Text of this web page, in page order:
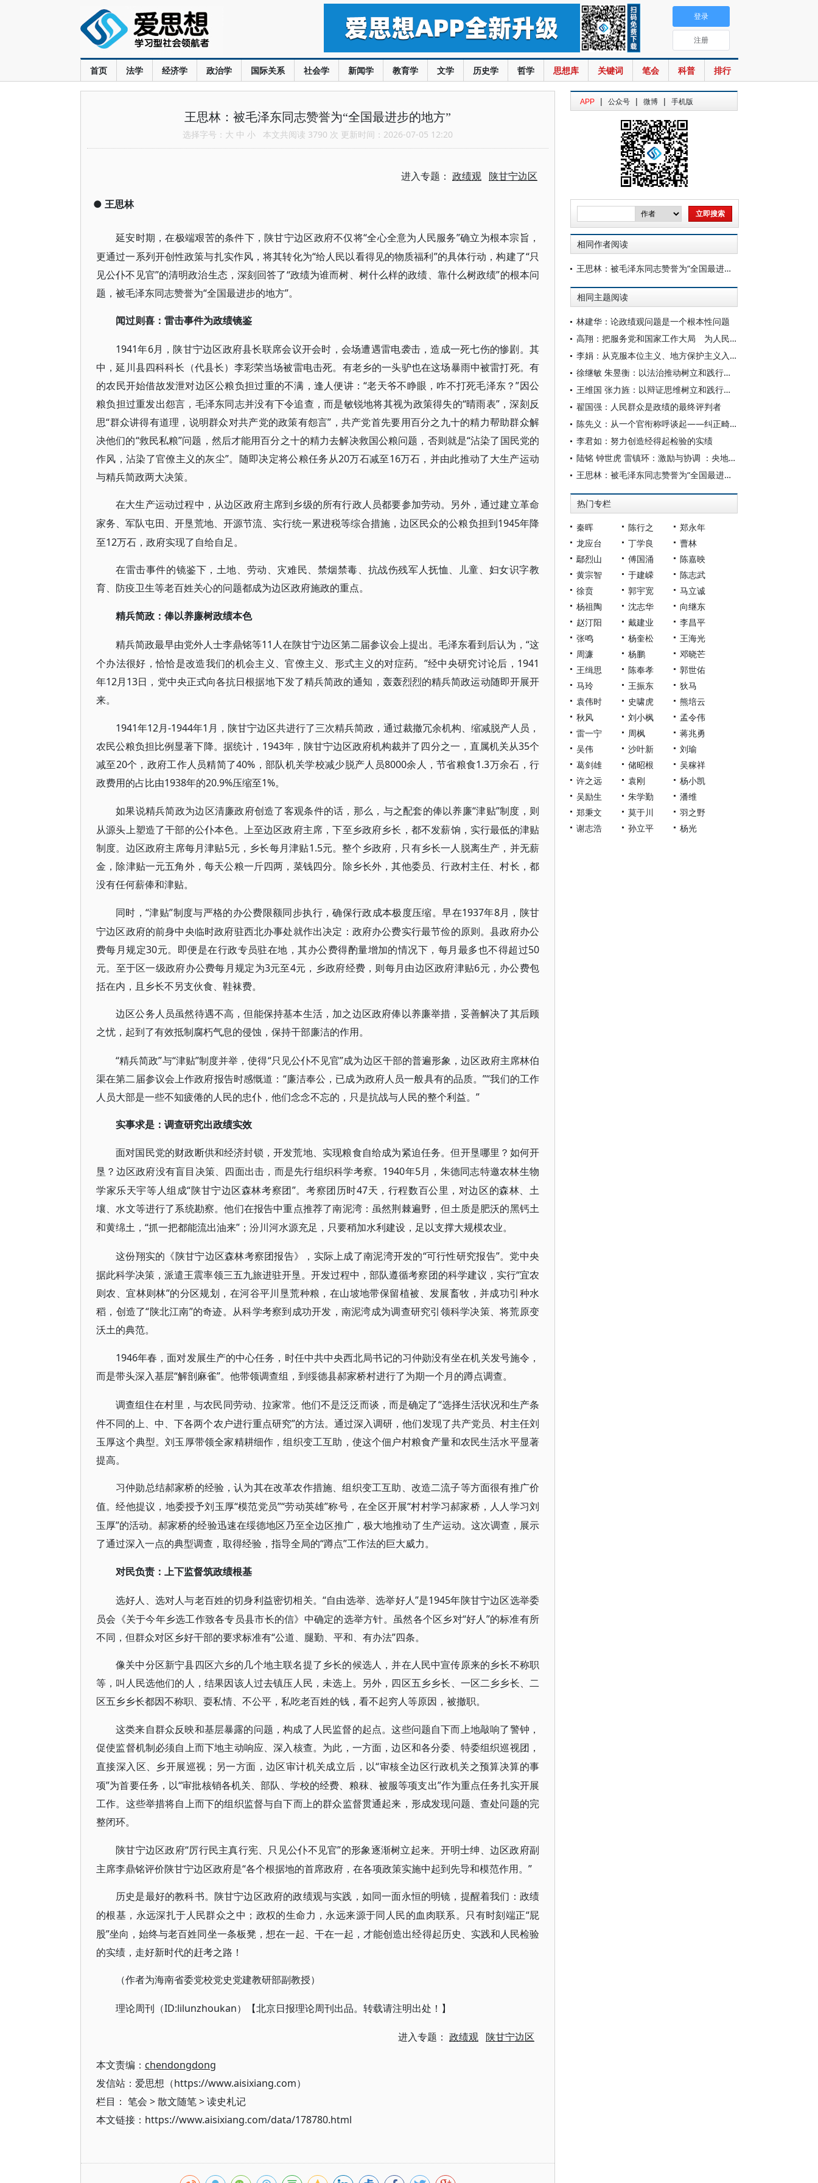
首页 法学 经济学 政治学 国际关系 社会学 新闻学 教育学 文学 历史学 哲学 思想库 关键词 笔会 科普 排行
登录
注册
王思林：被毛泽东同志赞誉为“全国最进步的地方”
选择字号： 大 中 小 本文共阅读 3790 次 更新时间：2026-07-05 12:20
进入专题： 政绩观 陕甘宁边区
● 王思林
延安时期，在极端艰苦的条件下，陕甘宁边区政府不仅将“全心全意为人民服务”确立为根本宗旨，
更通过一系列开创性政策与扎实作风，将其转化为“给人民以看得见的物质福利”的具体行动，构建了“只
见公仆不见官”的清明政治生态，深刻回答了“政绩为谁而树、树什么样的政绩、靠什么树政绩”的根本问
题，被毛泽东同志赞誉为“全国最进步的地方”。
闻过则喜：雷击事件为政绩镜鉴
1941年6月，陕甘宁边区政府县长联席会议开会时，会场遭遇雷电袭击，造成一死七伤的惨剧。其
中，延川县四科科长（代县长）李彩荣当场被雷电击死。有老乡的一头驴也在这场暴雨中被雷打死。有
的农民开始借故发泄对边区公粮负担过重的不满，逢人便讲：“老天爷不睁眼，咋不打死毛泽东？”因公
粮负担过重发出怨言，毛泽东同志并没有下令追查，而是敏锐地将其视为政策得失的“晴雨表”，深刻反
思“群众讲得有道理，说明群众对共产党的政策有怨言”，共产党首先要用百分之九十的精力帮助群众解
决他们的“救民私粮”问题，然后才能用百分之十的精力去解决救国公粮问题，否则就是“沾染了国民党的
作风，沾染了官僚主义的灰尘”。随即决定将公粮任务从20万石减至16万石，并由此推动了大生产运动
与精兵简政两大决策。
在大生产运动过程中，从边区政府主席到乡级的所有行政人员都要参加劳动。另外，通过建立革命
家务、军队屯田、开垦荒地、开源节流、实行统一累进税等综合措施，边区民众的公粮负担到 1945年降
至12万石，政府实现了自给自足。
在雷击事件的镜鉴下，土地、劳动、灾难民、禁烟禁毒、抗战伤残军人抚恤、儿童、妇女识字教
育、防疫卫生等老百姓关心的问题都成为边区政府施政的重点。
精兵简政：俸以养廉树政绩本色
精兵简政最早由党外人士李鼎铭等11人在陕甘宁边区第二届参议会上提出。毛泽东看到后认为，“这
个办法很好，恰恰是改造我们的机会主义、官僚主义、形式主义的对症药。”经中央研究讨论后，1941
年12月13日，党中央正式向各抗日根据地下发了精兵简政的通知，轰轰烈烈的精兵简政运动随即开展开
来。
1941年12月-1944年1月，陕甘宁边区共进行了三次精兵简政，通过裁撤冗余机构、缩减脱产人员，
农民公粮负担比例显著下降。据统计，1943年，陕甘宁边区政府机构裁并了四分之一，直属机关从35个
减至20个，政府工作人员精简了40%，部队机关学校减少脱产人员8000余人，节省粮食1.3万余石，行
政费用的占比由1938年的20.9%压缩至1%。
如果说精兵简政为边区清廉政府创造了客观条件的话，那么，与之配套的俸以养廉“津贴”制度，则
从源头上塑造了干部的公仆本色。上至边区政府主席，下至乡政府乡长，都不发薪饷，实行最低的津贴
制度。边区政府主席每月津贴5元，乡长每月津贴1.5元。整个乡政府，只有乡长一人脱离生产，并无薪
金，除津贴一元五角外，每天公粮一斤四两，菜钱四分。除乡长外，其他委员、行政村主任、村长，都
没有任何薪俸和津贴。
同时，“津贴”制度与严格的办公费限额同步执行，确保行政成本极度压缩。早在1937年8月，陕甘
宁边区政府的前身中央临时政府驻西北办事处就作出决定：政府办公费实行最节俭的原则。县政府办公
费每月规定30元。即便是在行政专员驻在地，其办公费得酌量增加的情况下，每月最多也不得超过50
元。至于区一级政府办公费每月规定为3元至4元，乡政府经费，则每月由边区政府津贴6元，办公费包
括在内，且乡长不另支伙食、鞋袜费。
边区公务人员虽然待遇不高，但能保持基本生活，加之边区政府俸以养廉举措，妥善解决了其后顾
之忧，起到了有效抵制腐朽气息的侵蚀，保持干部廉洁的作用。
“精兵简政”与“津贴”制度并举，使得“只见公仆不见官”成为边区干部的普遍形象，边区政府主席林伯
渠在第二届参议会上作政府报告时感慨道：“廉洁奉公，已成为政府人员一般具有的品质。”“我们的工作
人员大部是一些不知疲倦的人民的忠仆，他们念念不忘的，只是抗战与人民的整个利益。”
实事求是：调查研究出政绩实效
面对国民党的财政断供和经济封锁，开发荒地、实现粮食自给成为紧迫任务。但开垦哪里？如何开
垦？边区政府没有盲目决策、四面出击，而是先行组织科学考察。 1940年5月，朱德同志特邀农林生物
学家乐天宇等人组成“陕甘宁边区森林考察团”。考察团历时47天，行程数百公里，对边区的森林、土
壤、水文等进行了系统勘察。他们在报告中重点推荐了南泥湾：虽然荆棘遍野，但土质是肥沃的黑钙土
和黄绵土， “抓一把都能流出油来”； 汾川河水源充足，只要稍加水利建设，足以支撑大规模农业。
这份翔实的《陕甘宁边区森林考察团报告》，实际上成了南泥湾开发的“可行性研究报告”。党中央
据此科学决策，派遣王震率领三五九旅进驻开垦。开发过程中，部队遵循考察团的科学建议，实行“宜农
则农、宜林则林”的分区规划，在河谷平川垦荒种粮，在山坡地带保留植被、发展畜牧，并成功引种水
稻，创造了“陕北江南”的奇迹。从科学考察到成功开发，南泥湾成为调查研究引领科学决策、将荒原变
沃土的典范。
1946年春，面对发展生产的中心任务，时任中共中央西北局书记的习仲勋没有坐在机关发号施令，
而是带头深入基层“解剖麻雀”。他带领调查组，到绥德县郝家桥村进行了为期一个月的蹲点调查。
调查组住在村里，与农民同劳动、拉家常。他们不是泛泛而谈，而是确定了“选择生活状况和生产条
件不同的上、中、下各两个农户进行重点研究”的方法。通过深入调研，他们发现了共产党员、村主任刘
玉厚这个典型。刘玉厚带领全家精耕细作，组织变工互助，使这个佃户村粮食产量和农民生活水平显著
提高。
习仲勋总结郝家桥的经验，认为其在改革农作措施、组织变工互助、改造二流子等方面很有推广价
值。经他提议，地委授予刘玉厚“模范党员”“劳动英雄”称号，在全区开展“村村学习郝家桥，人人学习刘
玉厚”的活动。郝家桥的经验迅速在绥德地区乃至全边区推广，极大地推动了生产运动。这次调查，展示
了通过深入一点的典型调查 ，取得经验，指导全局的“蹲点”工作法的巨大威力。
对民负责：上下监督筑政绩根基
选好人、选对人与老百姓的切身利益密切相关。 “自由选举、选举好人”是1945年陕甘宁边区选举委
员会《关于今年乡选工作致各专员县市长的信》中确定的选举方针。虽然各个区乡对“好人”的标准有所
不同，但群众对区乡好干部的要求标准有“公道、腿勤、平和、有办法”四条。
像关中分区新宁县四区六乡的几个地主联名提了乡长的候选人，并在人民中宣传原来的乡长不称职
等，叫人民选他们的人，结果因该人过去镇压人民，未选上。另外，四区五乡乡长、一区二乡乡长、二
区五乡乡长都因不称职、耍私情、不公平，私吃老百姓的钱，看不起穷人等原因，被撤职。
这类来自群众反映和基层暴露的问题，构成了人民监督的起点。这些问题自下而上地敲响了警钟，
促使监督机制必须自上而下地主动响应、深入核查。为此，一方面，边区和各分委、特委组织巡视团，
直接深入区、乡开展巡视；另一方面，边区审计机关成立后，以“审核全边区行政机关之预算决算的事
项”为首要任务，以“审批核销各机关、部队、学校的经费、粮秣、被服等项支出”作为重点任务扎实开展
工作。这些举措将自上而下的组织监督与自下而上的群众监督贯通起来，形成发现问题、查处问题的完
整闭环。
陕甘宁边区政府“厉行民主真行宪、只见公仆不见官”的形象逐渐树立起来。开明士绅、边区政府副
主席李鼎铭评价陕甘宁边区政府是“各个根据地的首席政府，在各项政策实施中起到先导和模范作用。”
历史是最好的教科书。陕甘宁边区政府的政绩观与实践，如同一面永恒的明镜，提醒着我们：政绩
的根基，永远深扎于人民群众之中；政权的生命力，永远来源于同人民的血肉联系。只有时刻端正“屁
股”坐向，始终与老百姓同坐一条板凳，想在一起、干在一起，才能创造出经得起历史、实践和人民检验
的实绩，走好新时代的赶考之路！
（作者为海南省委党校党史党建教研部副教授）
理论周刊（ID:lilunzhoukan）【北京日报理论周刊出品。转载请注明出处！】
进入专题： 政绩观 陕甘宁边区
本文责编： chendongdong
发信站：爱思想（https://www.aisixiang.com）
栏目： 笔会 >散文随笔>读史札记
本文链接：https://www.aisixiang.com/data/178780.html
APP | 公众号 | 微博 | 手机版
相同作者阅读
王思林：被毛泽东同志赞誉为“全国最进步的地方”
相同主题阅读
林建华：论政绩观问题是一个根本性问题
高翔：把服务党和国家工作大局 为人民做学问作为真正的政绩
李娟：从克服本位主义、地方保护主义入手端正政绩观
徐继敏 朱昱衡：以法治推动树立和践行正确政绩观
王维国 张力旌：以辩证思维树立和践行正确政绩观
翟国强：人民群众是政绩的最终评判者
陈先义：从一个官衔称呼谈起——纠正畸形政绩观和“官本位”思想
李君如：努力创造经得起检验的实绩
陆铭 钟世虎 雷镇环：激励与协调 ：央地关系的空间政治经济学
王思林：被毛泽东同志赞誉为“全国最进步的地方”
热门专栏
秦晖 陈行之
郑永年
龙应台
丁学良
曹林
鄢烈山
傅国涌
陈嘉映
黄宗智
于建嵘
陈志武
徐贲
郭宇宽
马立诚
杨祖陶
沈志华
向继东
赵汀阳
戴建业
李昌平
张鸣
杨奎松
王海光
周濂
杨鹏
邓晓芒
王缉思
陈奉孝
郭世佑
马玲
王振东
狄马
袁伟时
史啸虎
熊培云
秋风
刘小枫
孟令伟
雷一宁
周枫
蒋兆勇
吴伟
沙叶新
刘瑜
葛剑雄
储昭根
吴稼祥
许之远
袁刚
杨小凯
吴励生
朱学勤
潘维
郑秉文
莫于川
羽之野
谢志浩
孙立平 杨光